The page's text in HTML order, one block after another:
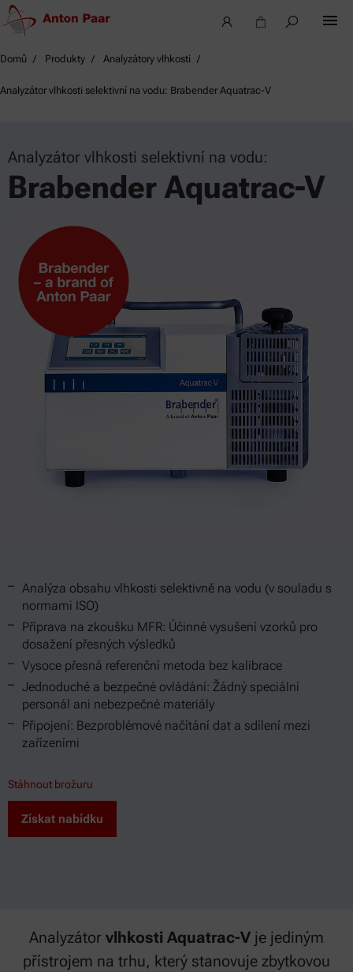
Domů Produkty Analyzátory vlhkosti
Analyzátor vlhkosti selektivní na vodu: Brabender Aquatrac-V
Analyzátor vlhkosti selektivní na vodu:
Brabender Aquatrac-V
Analýza obsahu vlhkosti selektivně na vodu (v souladu s
normami ISO)
Příprava na zkoušku MFR: Účinné vysušení vzorků pro
dosažení přesných výsledků
Vysoce přesná referenční metoda bez kalibrace
Jednoduché a bezpečné ovládání: Žádný speciální
personál ani nebezpečné materiály
Připojení: Bezproblémové načítání dat a sdílení mezi
zařízeními
Stáhnout brožuru
Získat nabídku
Analyzátor vlhkosti Aquatrac-V je jediným
přístrojem na trhu, který stanovuje zbytkovou